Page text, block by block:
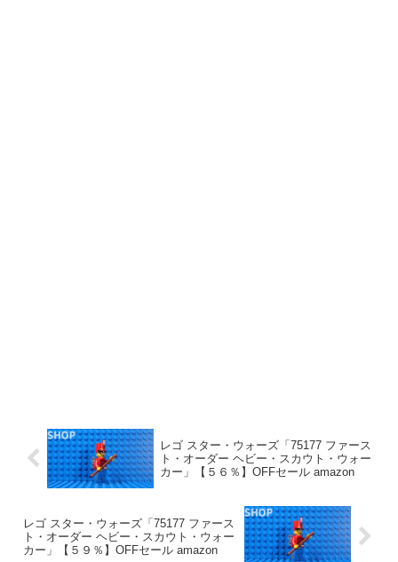
レゴ スター・ウォーズ「75177 ファース
ト・オーダー ヘビー・スカウト・ウォー
カー」【５６％】OFFセール amazon
レゴ スター・ウォーズ「75177 ファース
ト・オーダー ヘビー・スカウト・ウォー
カー」【５９％】OFFセール amazon